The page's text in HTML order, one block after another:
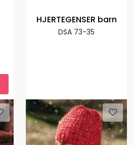
HJERTEGENSER barn
DSA 73-35